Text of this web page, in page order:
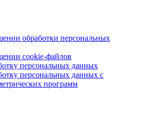
обработки персональных
cookie-файлов
персональных данных
персональных данных с
программ